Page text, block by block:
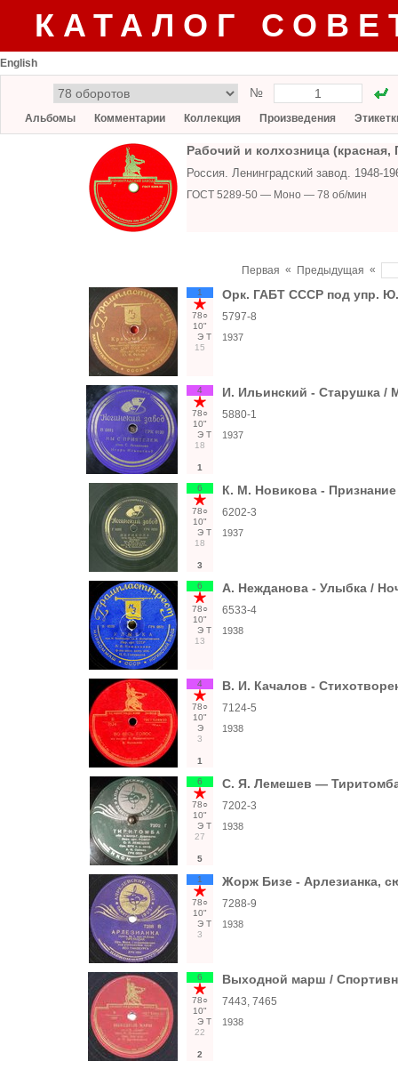
КАТАЛОГ
English
№
Альбомы Комментарии Коллекция Произведения
Рабочий и колхозница (красная,
Россия. Ленинградский завод.
ГОСТ 5289-50 — Моно — 78 об/мин
Первая « Предыдущая «
1
78○
10"
Э Т
15
Орк. ГАБТ СССР под упр. Ю.
5797-8
1937
4
78○
10"
Э Т
18
1
И. Ильинский - Старушка /
5880-1
1937
6
78○
10"
Э Т
18
3
К. М. Новикова -
6202-3
1937
6
78○
10"
Э Т
13
А. Нежданова - Улыбка /
6533-4
1938
4
78○
10"
Э
3
1
В. И. Качалов -
7124-5
1938
6
78○
10"
Э Т
27
5
С. Я. Лемешев — Тиритомба
7202-3
1938
1
78○
10"
Э Т
3
Жорж Бизе - Арлезианка,
7288-9
1938
6
78○
10"
Э Т
22
2
Выходной марш /
7443, 7465
1938